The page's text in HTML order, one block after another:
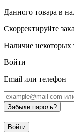
Данного товара в
Скорректируйте
Наличие некоторых
Войти
Email или телефон
Забыли пароль?
Войти